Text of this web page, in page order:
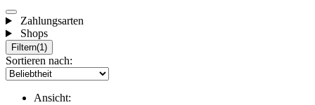
Zahlungsarten
Shops
Filtern(1)
Sortieren nach:
Ansicht: